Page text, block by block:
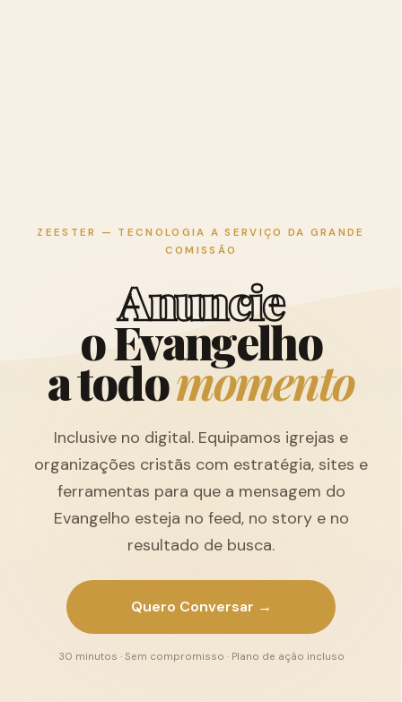
ZEESTER — TECNOLOGIA A SERVIÇO DA GRANDE
COMISSÃO
Anuncie
oEvangelho
atodomomento
Inclusive no digital. Equipamos igrejas e
organizações cristãs com estratégia, sites e
ferramentas para que a mensagem do
Evangelho esteja no feed, no story e no
resultado de busca.
Quero Conversar →
30 minutos · Sem compromisso · Plano de ação incluso